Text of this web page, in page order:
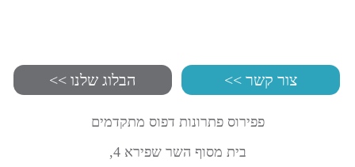
צור קשר >> הבלוג שלנו >>
פפירוס פתרונות דפוס מתקדמים
בית מסוף השר שפירא 4,